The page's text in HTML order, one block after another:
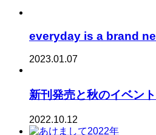
everyday is a brand
2023.01.07
新刊発売と秋のイベン
2022.10.12